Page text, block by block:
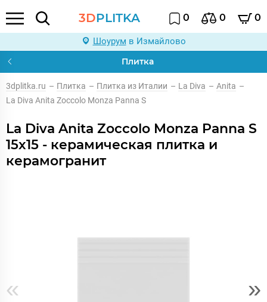
3DPLITKA 0 0 0
Шоурум в Измайлово
Плитка
3dplitka.ru – Плитка – Плитка из Италии – La Diva – Anita –
La Diva Anita Zoccolo Monza Panna S
La Diva Anita Zoccolo Monza Panna S
15x15 - керамическая плитка и
керамогранит
« »